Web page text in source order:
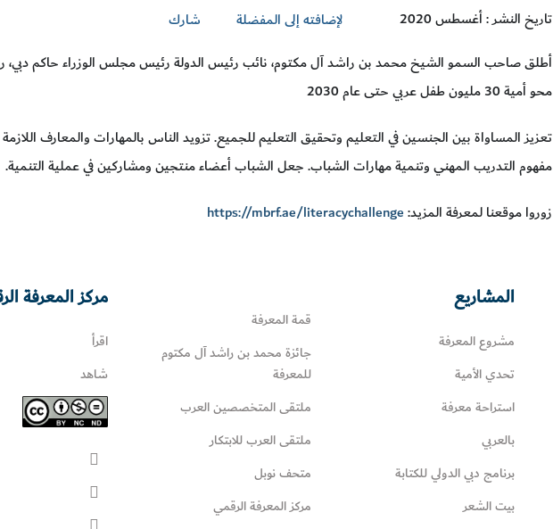
تاريخ النشر : أغسطس 2020 لإضافته إلى المفضلة
شارك
أطلق صاحب السمو الشيخ محمد بن راشد آل مكتوم، نائب رئيس الدولة رئيس مجلس الوزراء حاكم دبي،
محو أمية 30 مليون طفل عربي حتى عام 2030
تعزيز المساواة بين الجنسين في التعليم وتحقيق التعليم للجميع. تزويد الناس بالمهارات والمعارف
مفهوم التدريب المهني وتنمية مهارات الشباب. جعل الشباب أعضاء منتجين ومشاركين في عملية التنمية.
زوروا موقعنا لمعرفة المزيد:https://mbrf.ae/literacychallenge
المشاريع
مشروع المعرفة
تحدي الأمية
استراحة معرفة
بالعربي
برنامج دبي الدولي للكتابة
بيت الشعر
قمة المعرفة
جائزة محمد بن راشد آل مكتوم
للمعرفة
ملتقى المتخصصين العرب
ملتقى العرب للابتكار
متحف نوبل
مركز المعرفة الرقمي
مركز المعرفة
اقرأ
شاهد